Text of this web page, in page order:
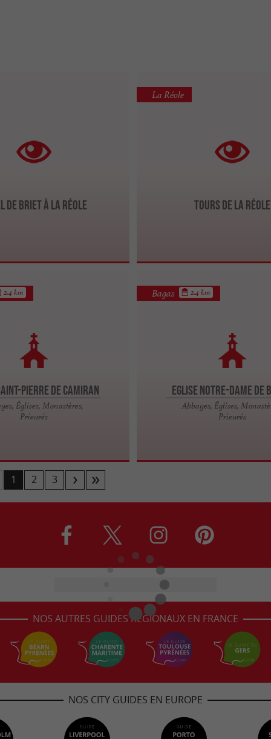
de Briet à La Réole Tours de La Réole
La Réole
Pierre de Camiran
Églises, Monastères,
Prieurés
2.4 km
Eglise Notre-Dame de
Abbayes, Églises,
Prieurés
Bagas 2.4 km
1 2 3
NOS AUTRES GUIDES RÉGIONAUX EN FRANCE
NOS CITY GUIDES EN EUROPE